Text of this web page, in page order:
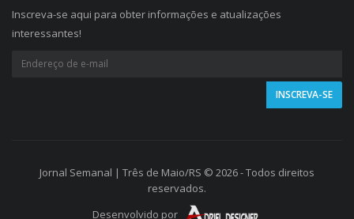
Inscreva-se aqui para obter informações e atualizações
interessantes!
Jornal Semanal | Três de Maio/RS © 2026 - Todos direitos
reservados.
Desenvolvido por